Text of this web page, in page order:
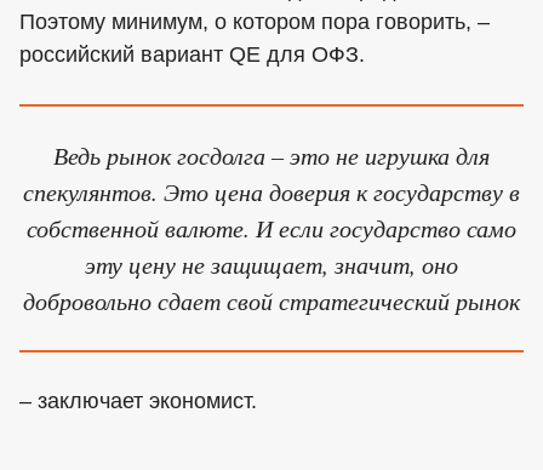
Поэтому минимум, о котором пора говорить, –
российский вариант QE для ОФЗ.
Ведь рынок госдолга – это не игрушка для
спекулянтов. Это цена доверия к государству в
собственной валюте. И если государство само
эту цену не защищает, значит, оно
добровольно сдает свой стратегический рынок
– заключает экономист.